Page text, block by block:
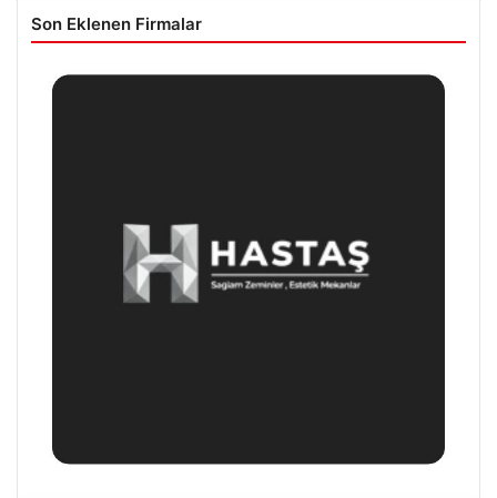
Son Eklenen Firmalar